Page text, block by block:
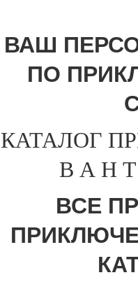
ВАШ
ПО
КАТАЛОГ
В А Н
ВСЕ